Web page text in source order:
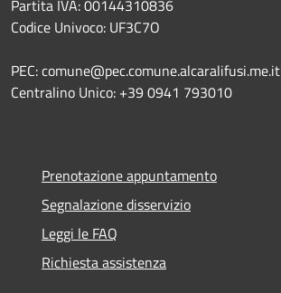
Partita IVA: 00144310836
Codice Univoco: UF3C7O
PEC: comune@pec.comune.alcaralifusi.me.it
Centralino Unico: +39 0941 793010
Prenotazione appuntamento
Segnalazione disservizio
Leggi le FAQ
Richiesta assistenza